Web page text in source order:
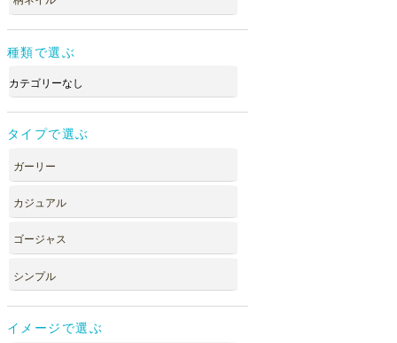
種類で選ぶ
カテゴリーなし
タイプで選ぶ
ガーリー
カジュアル
ゴージャス
シンプル
イメージで選ぶ